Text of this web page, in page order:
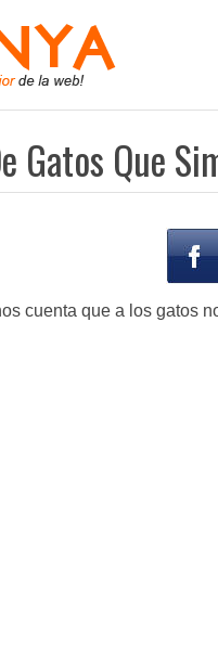
Gatos Que
cuenta que a los gatos